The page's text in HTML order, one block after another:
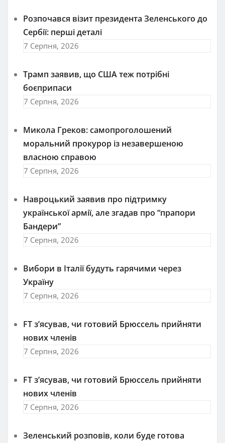
Розпочався візит президента Зеленського до
Сербії: перші деталі
7 Серпня, 2026
Трамп заявив, що США теж потрібні
боєприпаси
7 Серпня, 2026
Микола Греков: самопроголошений
моральний прокурор із незавершеною
власною справою
7 Серпня, 2026
Навроцький заявив про підтримку
української армії, але згадав про “прапори
Бандери”
7 Серпня, 2026
Вибори в Італії будуть гарячими через
Україну
7 Серпня, 2026
FT зʼясував, чи готовий Брюссель прийняти
нових членів
7 Серпня, 2026
FT зʼясував, чи готовий Брюссель прийняти
нових членів
7 Серпня, 2026
Зеленський розповів, коли буде готова